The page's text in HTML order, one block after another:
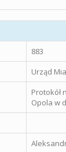
883
Urząd
Protokół
Opola w